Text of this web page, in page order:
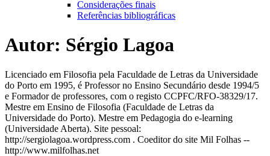
Considerações finais
Referências bibliográficas
Autor: Sérgio Lagoa
Licenciado em Filosofia pela Faculdade de Letras da Universidade
do Porto em 1995, é Professor no Ensino Secundário desde 1994/5
e Formador de professores, com o registo CCPFC/RFO-38329/17.
Mestre em Ensino de Filosofia (Faculdade de Letras da
Universidade do Porto). Mestre em Pedagogia do e-learning
(Universidade Aberta). Site pessoal:
http://sergiolagoa.wordpress.com . Coeditor do site Mil Folhas --
http://www.milfolhas.net